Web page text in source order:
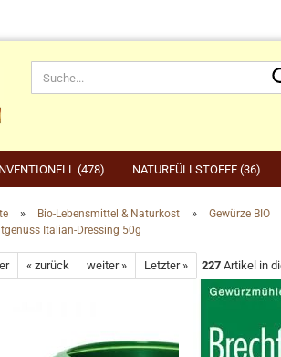
Konto erstellen
Passwort vergessen?
(478) NATURFÜLLSTOFFE (36)
Compo
» Bio-Lebensmittel & Naturkost » Gewürze BIO
Italian-Dressing 50g
« zurück weiter » Letzter » 227 Artikel in